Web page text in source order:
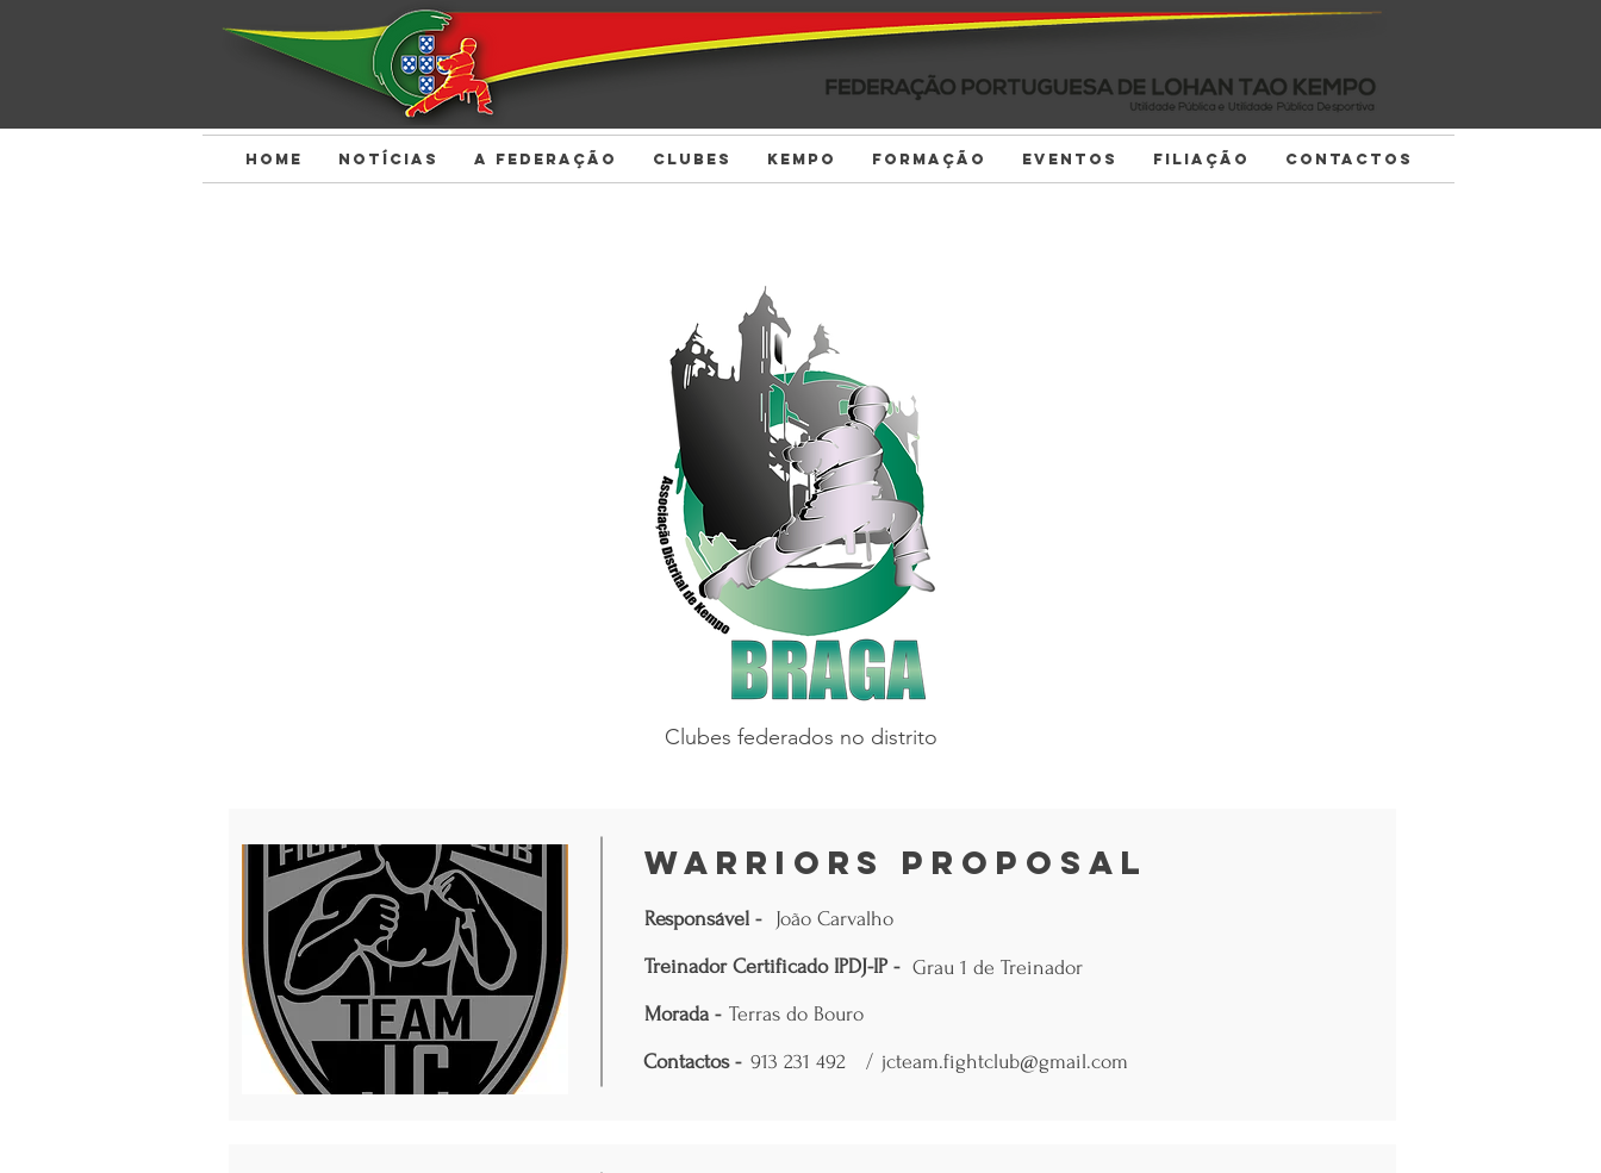
Clubes federados no distrito
Warriors Proposal
Responsável -
Treinador Certificado IPDJ-IP -
Morada - Terras do Bouro
Grau 1 de Treinador
João Carvalho
Contactos - 913 231 492 / jcteam.fightclub@gmail.com
HOME NOTÍCIAS A FEDERAÇÃO CLUBES KEMPO FORMAÇÃO EVENTOS FILIAÇÃO CONTACTOS